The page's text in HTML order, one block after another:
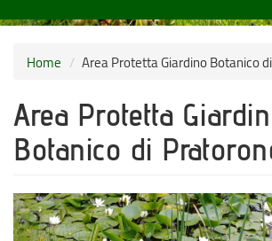
Home Area Protetta Giardino Botanico
Area Protetta
Botanico di